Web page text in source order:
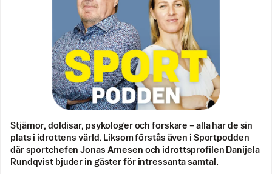
Stjärnor, doldisar, psykologer och forskare – alla har de sin
plats i idrottens värld. Liksom förstås även i Sportpodden
där sportchefen Jonas Arnesen och idrottsprofilen Danijela
Rundqvist bjuder in gäster för intressanta samtal.